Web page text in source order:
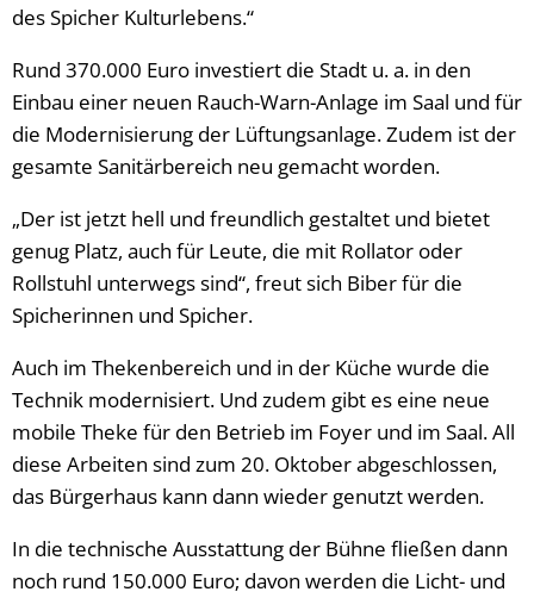
des Spicher Kulturlebens.“
Rund 370.000 Euro investiert die Stadt u. a. in den
Einbau einer neuen Rauch-Warn-Anlage im Saal und für
die Modernisierung der Lüftungsanlage. Zudem ist der
gesamte Sanitärbereich neu gemacht worden.
„Der ist jetzt hell und freundlich gestaltet und bietet
genug Platz, auch für Leute, die mit Rollator oder
Rollstuhl unterwegs sind“, freut sich Biber für die
Spicherinnen und Spicher.
Auch im Thekenbereich und in der Küche wurde die
Technik modernisiert. Und zudem gibt es eine neue
mobile Theke für den Betrieb im Foyer und im Saal. All
diese Arbeiten sind zum 20. Oktober abgeschlossen,
das Bürgerhaus kann dann wieder genutzt werden.
In die technische Ausstattung der Bühne fließen dann
noch rund 150.000 Euro; davon werden die Licht- und